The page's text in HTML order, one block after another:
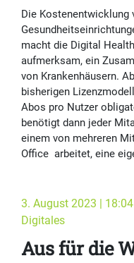
Die
macht die Digital
aufmerksam, ein
von Krankenhäusern.
bisherigen
Abos pro Nutzer
benötigt dann jeder
einem von mehreren
Office arbeitet, eine
3. August 2023 |
Digitales
Aus für die